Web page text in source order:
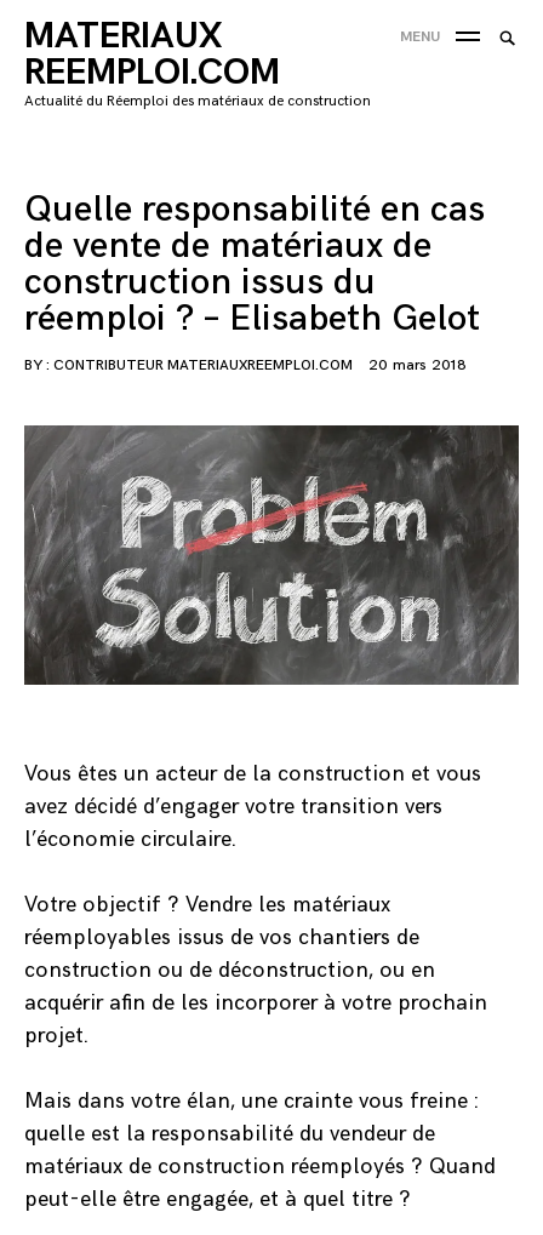
Skip
to
content
MATERIAUX
REEMPLOI.COM
Actualité du Réemploi des matériaux de construction
MENU
Quelle responsabilité en cas
de vente de matériaux de
construction issus du
réemploi ? – Elisabeth Gelot
BY : CONTRIBUTEUR MATERIAUXREEMPLOI.COM 20 mars 2018
Vous êtes un acteur de la construction et vous
avez décidé d’engager votre transition vers
l’économie circulaire.
Votre objectif ? Vendre les matériaux
réemployables issus de vos chantiers de
construction ou de déconstruction, ou en
acquérir afin de les incorporer à votre prochain
projet.
Mais dans votre élan, une crainte vous freine :
quelle est la responsabilité du vendeur de
matériaux de construction réemployés ? Quand
peut-elle être engagée, et à quel titre ?